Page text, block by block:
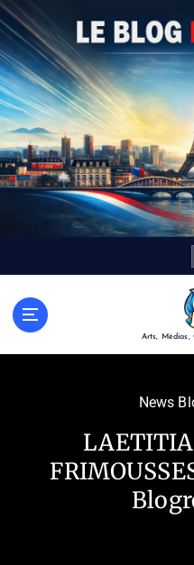
Arts, Médias,
News